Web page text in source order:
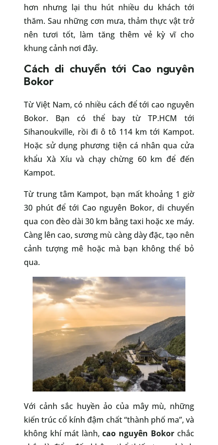
hơn nhưng lại thu hút nhiều du khách tới
thăm. Sau những cơn mưa, thảm thực vật trở
nên tươi tốt, làm tăng thêm vẻ kỳ vĩ cho
khung cảnh nơi đây.
Cách di chuyển tới Cao nguyên
Bokor
Từ Việt Nam, có nhiều cách để tới cao nguyên
Bokor. Bạn có thể bay từ TP.HCM tới
Sihanoukville, rồi đi ô tô 114 km tới Kampot.
Hoặc sử dụng phương tiện cá nhân qua cửa
khẩu Xà Xíu và chạy chừng 60 km để đến
Kampot.
Từ trung tâm Kampot, bạn mất khoảng 1 giờ
30 phút để tới Cao nguyên Bokor, di chuyển
qua con đèo dài 30 km bằng taxi hoặc xe máy.
Càng lên cao, sương mù càng dày đặc, tạo nên
cảnh tượng mê hoặc mà bạn không thể bỏ
qua.
Với cảnh sắc huyền ảo của mây mù, những
kiến trúc cổ kính đậm chất “thành phố ma”, và
không khí mát lành,cao nguyên Bokorchắc